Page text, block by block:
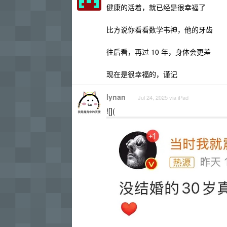
健康的活着，就已经是很幸福了
比方说你看看数学韦神，他的牙齿
往后看，再过 10 年，身体会更差
现在是很幸福的，谨记
lynan Jul 24, 2025 via iPad
![](